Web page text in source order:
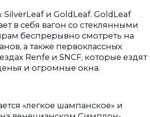
и GoldLeaf. GoldLeaf
в себя вагон со стеклянными
беспрерывно смотреть на
а также первоклассных
Renfe и SNCF, которые ездят
и огромные окна.
«легкое шампанское» и